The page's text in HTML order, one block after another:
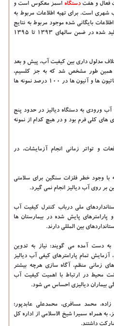
دستگاه اسمز معکوس است و
شهری است. برای تهیه اطلاعات مربوط به
بایگانی شده موجود مربوط به نتایج
کنترل کیفی و آنالیز آب ورودی و تولید شده در ضمن سالهای ۱۳۹۳ تا ۱۳۹۵
مدلول داری بین کیفیت آب، پیش و بعد
همین طور مشخص شد که به جز کلسیم،
منیزیم، فلوراید و نیترات، غلظت بقیه کاتیون ها و آنیون ها در ۱۰۰ درصد نمونه ها
آب ورودی به دستگاه دیالیز در حدود پنج
های کلی فرم بود و در هیچ کدام از نمونه
و تواتر زمانی انجام آزمایشات، در
با وجود خطر فلزات سنگین برای سلامتی
بر روی آب دیالیز انجام نمی گیرد.
ملی درباب کنترل کیفیت آب
پارامترهای پایش شده در بیمارستان ها
بین المللی دارند.
به دست آمده می گویند: نیاز به تدوین
آزمایش تمام پارامترهای کیفی آب دیالیز
زمانی منظم، آگاه سازی هرچه بیشتر
محیط در ارتباط با اهمیت کیفیت آب
بیماران دیالیزی احساس می شود.
محمد مسافری، محمدعلی عابدپور؛
همراه سمیرا شیخ الاسلامی از اداره کل
داشتند.